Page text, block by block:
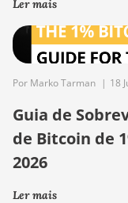
Ler mais
Por Marko Tarman | 18
Guia de
de Bitcoin de
2026
Ler mais